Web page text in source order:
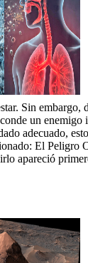
Sin embargo,
un
adecuado,
El Peligro
apareció